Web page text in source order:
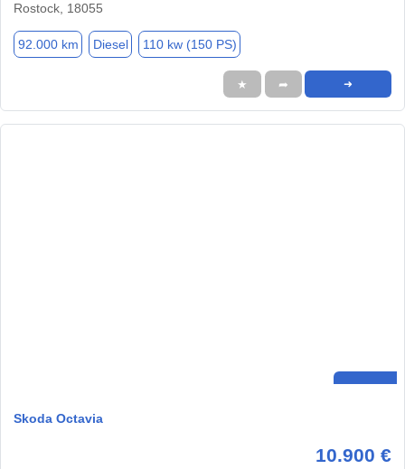
Rostock, 18055
92.000 km Diesel 110 kw (150 PS)
★ ➦ ➜
Skoda Octavia
10.900 €